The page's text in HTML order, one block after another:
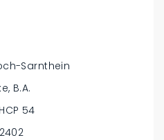
Sarnthein
B.A.
54